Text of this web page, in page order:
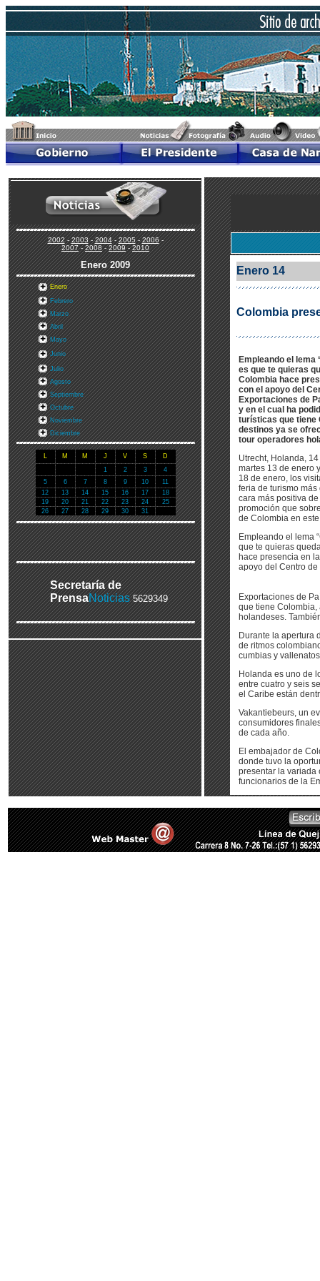
2002-2003-2004-2005-2006-
2007-2008-2009-2010
Enero2009
Enero
Febrero
Marzo
Abril
Mayo
Junio
Julio
Agosto
Septiembre
Octubre
Noviembre
Diciembre
L M M J V S
D
1
2 3
4
5
6 7 8 9 10
11
12
13 14 15 16 17
18
19
20 21 22 23 24
25
26
27 28 29 30 31
Secretaría de
PrensaNoticias 5629349
Enero 14
Colombia
Empleando el lema
es que te quieras
Colombia hace
con el apoyo del
Exportaciones de
y en el cual ha
turísticas que tiene
destinos ya se
tour operadores
Utrecht, Holanda,
martes 13 de enero
18 de enero, los
feria de turismo
cara más positiva
promoción que
de Colombia en
Empleando el lema
que te quieras
hace presencia en
apoyo del Centro
Exportaciones de
que tiene Colombia,
holandeses.
Durante la apertura
de ritmos
cumbias y
Holanda es uno de
entre cuatro y seis
el Caribe están
Vakantiebeurs, un
consumidores
de cada año.
El embajador de
donde tuvo la
presentar la variada
funcionarios de la